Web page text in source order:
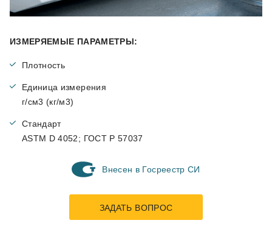
ИЗМЕРЯЕМЫЕ ПАРАМЕТРЫ:
Плотность
Единица измерения
г/см3 (кг/м3)
Стандарт
ASTM D 4052; ГОСТ Р 57037
Внесен в Госреестр СИ
ЗАДАТЬ ВОПРОС